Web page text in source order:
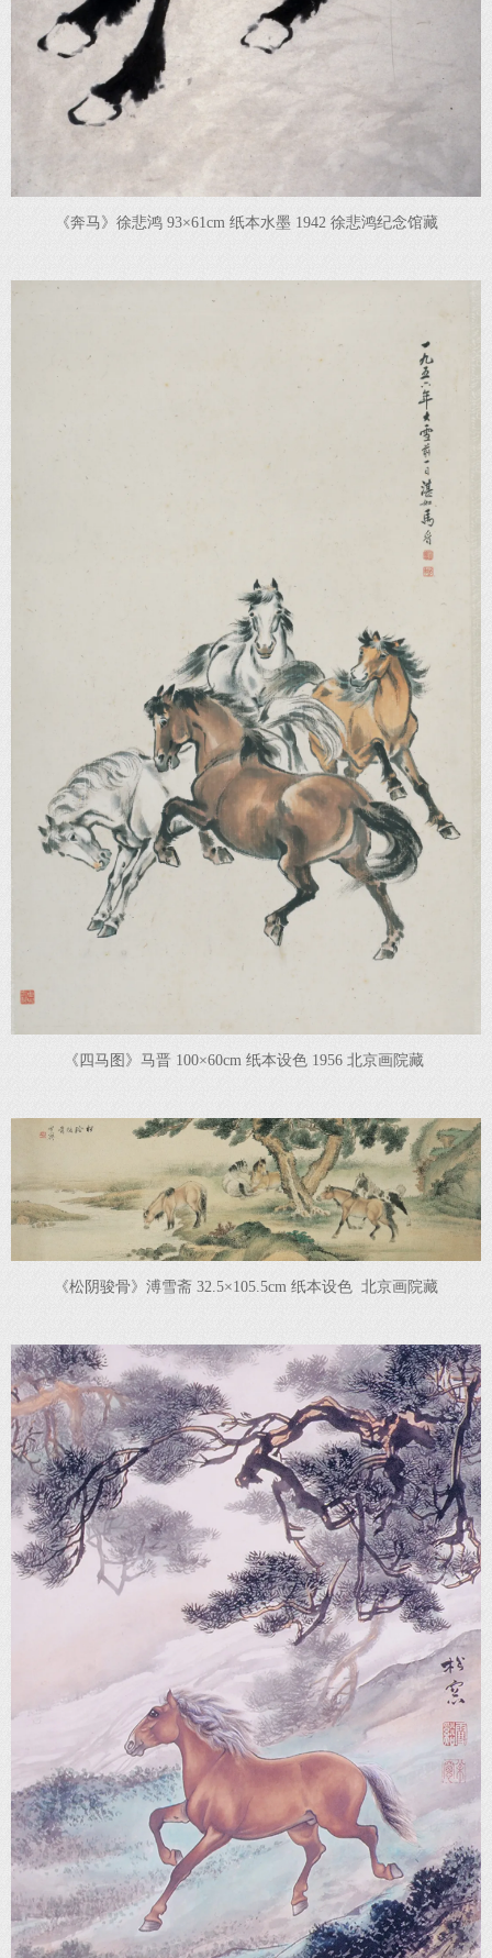
《奔马》徐悲鸿 93×61cm 纸本水墨 1942 徐悲鸿纪念馆藏
《四马图》马晋 100×60cm 纸本设色 1956 北京画院藏
《松阴骏骨》溥雪斋 32.5×105.5cm 纸本设色 北京画院藏